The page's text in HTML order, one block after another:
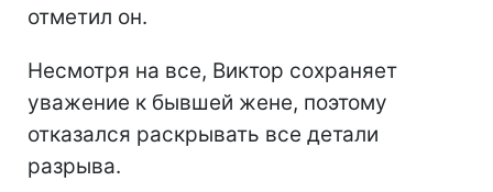
отметил он.
Несмотря на все, Виктор сохраняет
уважение к бывшей жене, поэтому
отказался раскрывать все детали
разрыва.